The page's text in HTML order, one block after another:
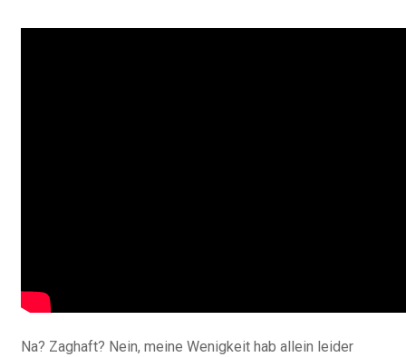
Na? Zaghaft? Nein, meine Wenigkeit hab allein leider